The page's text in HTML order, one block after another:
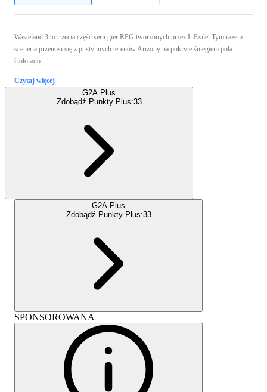
Wasteland 3 to trzecia część serii gier RPG tworzonych przez InExile. Tym razem
sceneria przenosi się z pustynnych terenów Arizony na pokryte śniegiem pola
Colorado...
Czytaj więcej
G2A Plus
Zdobądź Punkty Plus:33
G2A Plus
Zdobądź Punkty Plus:33
SPONSOROWANA